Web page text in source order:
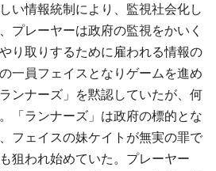
い情報統制により、監視社会化し
プレーヤーは政府の監視をかいく
り取りするために雇われる情報の
一員フェイスとなりゲームを進め
ンナーズ」を黙認していたが、何
「ランナーズ」は政府の標的とな
フェイスの妹ケイトが無実の罪で
狙われ始めていた。プレーヤー